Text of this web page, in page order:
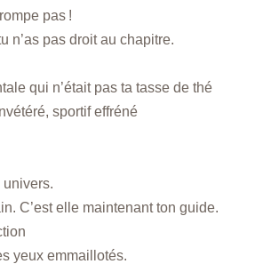
pas !
n’as pas droit au chapitre.
qui n’était pas ta tasse de thé
sportif effréné
univers.
C’est elle maintenant ton guide.
yeux emmaillotés.